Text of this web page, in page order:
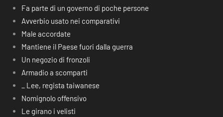
Fa parte di un governo di poche persone
Avverbio usato nei comparativi
Male accordate
Mantiene il Paese fuori dalla guerra
Un negozio di fronzoli
Armadio a scomparti
_ Lee, regista taiwanese
Nomignolo offensivo
Le girano i velisti